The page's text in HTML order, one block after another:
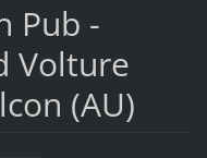
Pub -
Volture
(AU)